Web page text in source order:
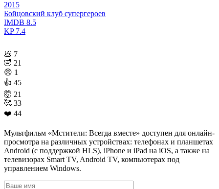
2015
Бойцовский клуб супергероев
IMDB 8.5
KP7.4
💩 7
🤣 21
😠 1
👍 45
🤯 21
🥰 33
❤️ 44
Мультфильм «Мстители: Всегда вместе» доступен для онлайн-
просмотра на различных устройствах: телефонах и планшетах
Android (с поддержкой HLS), iPhone и iPad на iOS, а также на
телевизорах Smart TV, Android TV, компьютерах под
управлением Windows.